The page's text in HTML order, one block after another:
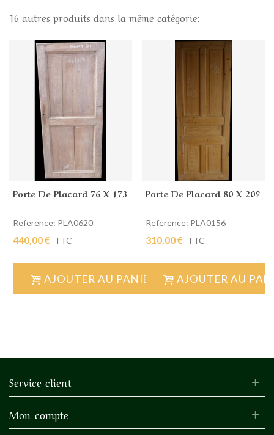
16 autres produits dans la même catégorie:
Porte De Placard 76 X 173
Reference: PLA0620
440,00 € TTC
AJOUTER AU PANIER
Porte De Placard 80 X 209
Reference: PLA0156
310,00 € TTC
AJOUTER AU
Service client
Mon compte